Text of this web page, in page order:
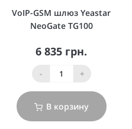
VoIP-GSM шлюз Yeastar
NeoGate TG100
6 835 грн.
- +
В корзину